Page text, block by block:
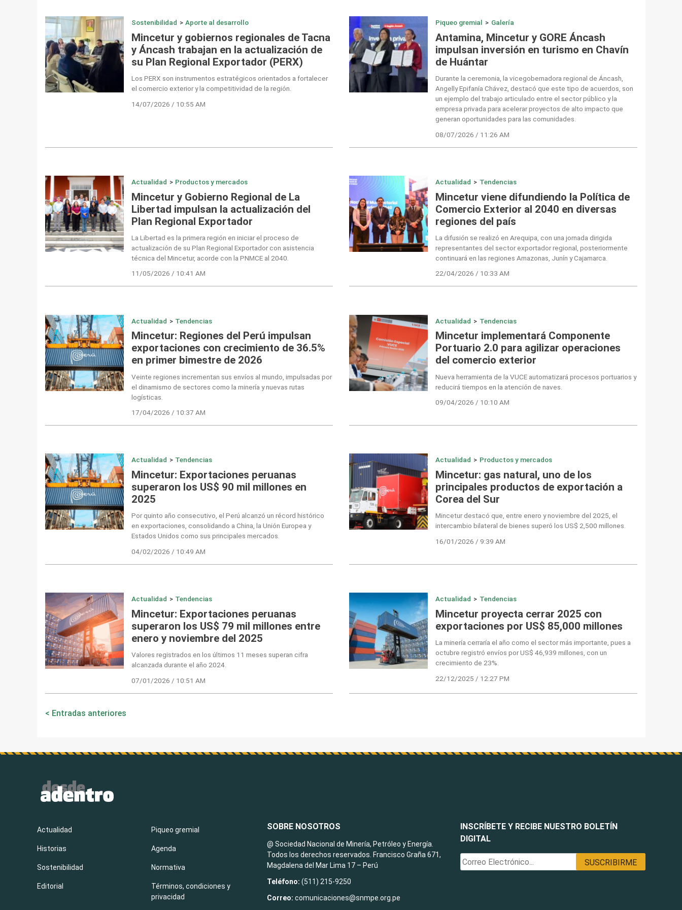
Sostenibilidad > Aporte al desarrollo
Mincetur y gobiernos regionales de Tacna
y Áncash trabajan en la actualización de
su Plan Regional Exportador (PERX)
Los PERX son instrumentos estratégicos orientados a fortalecer
el comercio exterior y la competitividad de la región.
14/07/2026 / 10:55 AM
Piqueo gremial > Galería
Antamina, Mincetur y GORE Áncash
impulsan inversión en turismo en Chavín
de Huántar
Durante la ceremonia, la vicegobernadora regional de Áncash,
Angelly Epifanía Chávez, destacó que este tipo de acuerdos, son
un ejemplo del trabajo articulado entre el sector público y la
empresa privada para acelerar proyectos de alto impacto que
generan oportunidades para las comunidades.
08/07/2026 / 11:26 AM
Actualidad > Productos y mercados
Mincetur y Gobierno Regional de La
Libertad impulsan la actualización del
Plan Regional Exportador
La Libertad es la primera región en iniciar el proceso de
actualización de su Plan Regional Exportador con asistencia
técnica del Mincetur, acorde con la PNMCE al 2040.
11/05/2026 / 10:41 AM
Actualidad > Tendencias
Mincetur viene difundiendo la Política de
Comercio Exterior al 2040 en diversas
regiones del país
La difusión se realizó en Arequipa, con una jornada dirigida
representantes del sector exportador regional, posteriormente
continuará en las regiones Amazonas, Junín y Cajamarca.
22/04/2026 / 10:33 AM
Actualidad > Tendencias
Mincetur: Regiones del Perú impulsan
exportaciones con crecimiento de 36.5%
en primer bimestre de 2026
Veinte regiones incrementan sus envíos al mundo, impulsadas por
el dinamismo de sectores como la minería y nuevas rutas
logísticas.
17/04/2026 / 10:37 AM
Actualidad > Tendencias
Mincetur implementará Componente
Portuario 2.0 para agilizar operaciones
del comercio exterior
Nueva herramienta de la VUCE automatizará procesos portuarios y
reducirá tiempos en la atención de naves.
09/04/2026 / 10:10 AM
Actualidad > Tendencias
Mincetur: Exportaciones peruanas
superaron los US$ 90 mil millones en
2025
Por quinto año consecutivo, el Perú alcanzó un récord histórico
en exportaciones, consolidando a China, la Unión Europea y
Estados Unidos como sus principales mercados.
04/02/2026 / 10:49 AM
Actualidad > Productos y mercados
Mincetur: gas natural, uno de los
principales productos de exportación a
Corea del Sur
Mincetur destacó que, entre enero y noviembre del 2025, el
intercambio bilateral de bienes superó los US$ 2,500 millones.
16/01/2026 / 9:39 AM
Actualidad > Tendencias
Mincetur: Exportaciones peruanas
superaron los US$ 79 mil millones entre
enero y noviembre del 2025
Valores registrados en los últimos 11 meses superan cifra
alcanzada durante el año 2024.
07/01/2026 / 10:51 AM
Actualidad > Tendencias
Mincetur proyecta cerrar 2025 con
exportaciones por US$ 85,000 millones
La minería cerraría el año como el sector más importante, pues a
octubre registró envíos por US$ 46,939 millones, con un
crecimiento de 23%.
22/12/2025 / 12:27 PM
Navegación
Entradas anteriores
INSCRÍBETE Y RECIBE NUESTRO BOLETÍN
DIGITAL
Actualidad
Historias
Sostenibilidad
Editorial
Piqueo gremial
Agenda
Normativa
Términos, condiciones y
privacidad
SOBRE NOSOTROS
@ Sociedad Nacional de Minería, Petróleo y Energía.
Todos los derechos reservados. Francisco Graña 671,
Magdalena del Mar Lima 17 – Perú
Teléfono: (511) 215-9250
Correo:comunicaciones@snmpe.org.pe